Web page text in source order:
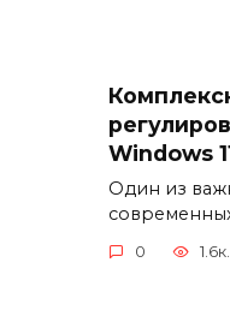
Windows
Один из
0 1.6к.